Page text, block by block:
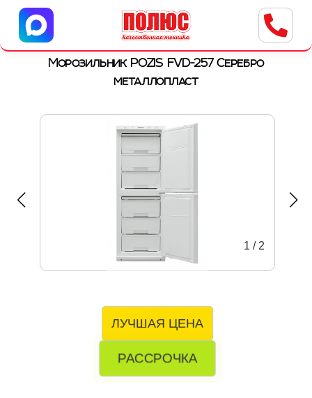
Центр бытовой техники
г. Ульяновск, ул. Пушкарева, 8a
Морозильник POZIS FVD-257 Серебро
металлопласт
1 / 2
ЛУЧШАЯ ЦЕНА
РАССРОЧКА